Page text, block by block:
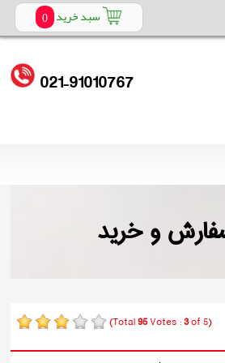
سبد خرید 0
021-91010767
(Total95Votes :3of 5)